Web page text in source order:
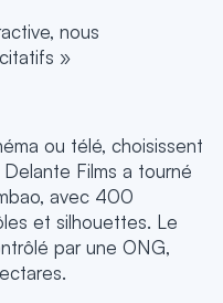
nous
»
ou télé, choisissent
Films a tourné
avec 400
et silhouettes. Le
par une ONG,